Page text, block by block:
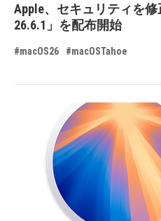
Apple、セキュリティを修
26.6.1」を配布開始
#macOS26 #macOSTahoe